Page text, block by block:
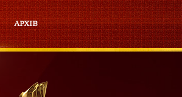
АРХІВ